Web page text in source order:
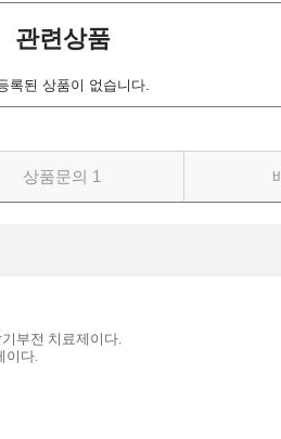
관련상품
록된 상품이 없습니다.
상품문의 1
부전 치료제이다.
이다.